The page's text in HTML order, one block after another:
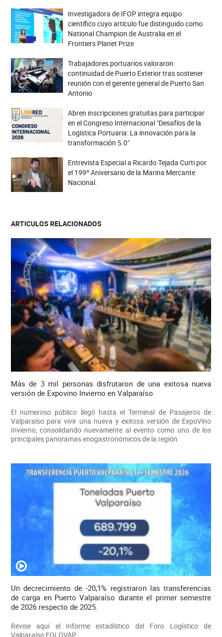
Investigadora de IFOP integra equipo
científico cuyo artículo fue distinguido como
National Champion de Australia en el
Frontiers Planet Prize
Trabajadores portuarios valoraron
continuidad de Puerto Exterior tras sostener
reunión con el gerente general de Puerto San
Antonio
Abren inscripciones gratuitas para participar
en el Congreso Internacional "Desafíos de la
Logística Portuaria: La innovación para la
transformación 5.0"
Entrevista Especial a Ricardo Tejada Curti por
el 199º Aniversario de la Marina Mercante
Nacional.
ARTICULOS RELACIONADOS
Más de 3 mil personas disfrutaron de una exitosa nueva
versión de Expovino Invierno en Valparaíso
El numeroso público llegó hasta el Terminal de Pasajeros de
Valparaíso para vivir una nueva y exitosa versión de ExpoVino
Invierno, consolidando nuevamente al evento como uno de los
principales panoramas enogastronómicos de la región.
Un decrecimiento de -20,1% registraron las transferencias
de carga en Puerto Valparaíso durante el primer semestre
de 2026 respecto de 2025.
Revise aquí el Informe estadístico del Foro Logístico de
Valparaíso FOLOVAP.